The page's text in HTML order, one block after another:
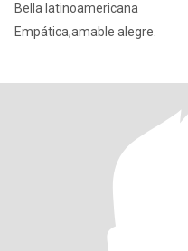
Bella latinoamericana
Empática,amable alegre.